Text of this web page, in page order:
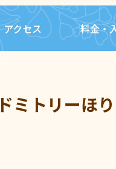
アクセス 料金・
ドミトリーほ